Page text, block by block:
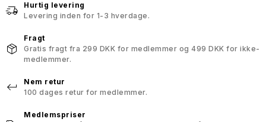
Hurtig levering
Levering inden for 1-3 hverdage.
Fragt
Gratis fragt fra 299 DKK for medlemmer og 499 DKK for ikke-
medlemmer.
Nem retur
100 dages retur for medlemmer.
Medlemspriser